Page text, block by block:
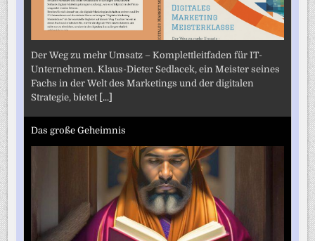
Der Weg zu mehr Umsatz – Komplettleitfaden für IT-
Unternehmen. Klaus-Dieter Sedlacek, ein Meister seines
Fachs in der Welt des Marketings und der digitalen
Strategie, bietet [...]
Das große Geheimnis